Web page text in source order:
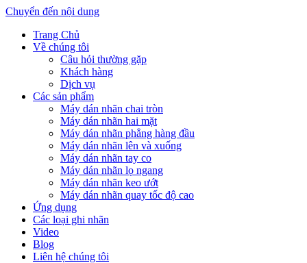
Chuyển đến nội dung
Trang Chủ
Về chúng tôi
Câu hỏi thường gặp
Khách hàng
Dịch vụ
Các sản phẩm
Máy dán nhãn chai tròn
Máy dán nhãn hai mặt
Máy dán nhãn phẳng hàng đầu
Máy dán nhãn lên và xuống
Máy dán nhãn tay co
Máy dán nhãn lọ ngang
Máy dán nhãn keo ướt
Máy dán nhãn quay tốc độ cao
Ứng dụng
Các loại ghi nhãn
Video
Blog
Liên hệ chúng tôi